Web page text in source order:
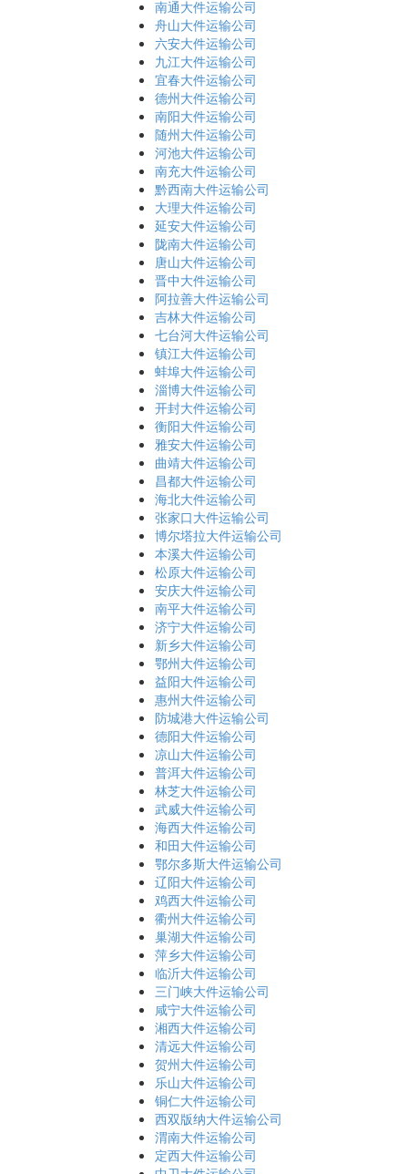
南通大件运输公司
舟山大件运输公司
六安大件运输公司
九江大件运输公司
宜春大件运输公司
德州大件运输公司
南阳大件运输公司
随州大件运输公司
河池大件运输公司
南充大件运输公司
黔西南大件运输公司
大理大件运输公司
延安大件运输公司
陇南大件运输公司
唐山大件运输公司
晋中大件运输公司
阿拉善大件运输公司
吉林大件运输公司
七台河大件运输公司
镇江大件运输公司
蚌埠大件运输公司
淄博大件运输公司
开封大件运输公司
衡阳大件运输公司
雅安大件运输公司
曲靖大件运输公司
昌都大件运输公司
海北大件运输公司
张家口大件运输公司
博尔塔拉大件运输公司
本溪大件运输公司
松原大件运输公司
安庆大件运输公司
南平大件运输公司
济宁大件运输公司
新乡大件运输公司
鄂州大件运输公司
益阳大件运输公司
惠州大件运输公司
防城港大件运输公司
德阳大件运输公司
凉山大件运输公司
普洱大件运输公司
林芝大件运输公司
武威大件运输公司
海西大件运输公司
和田大件运输公司
鄂尔多斯大件运输公司
辽阳大件运输公司
鸡西大件运输公司
衢州大件运输公司
巢湖大件运输公司
萍乡大件运输公司
临沂大件运输公司
三门峡大件运输公司
咸宁大件运输公司
湘西大件运输公司
清远大件运输公司
贺州大件运输公司
乐山大件运输公司
铜仁大件运输公司
西双版纳大件运输公司
渭南大件运输公司
定西大件运输公司